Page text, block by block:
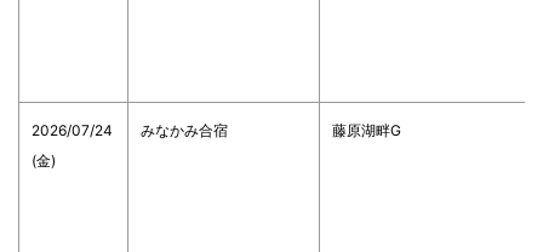
2026/07/24
(金)
みなかみ合宿 藤原湖畔G